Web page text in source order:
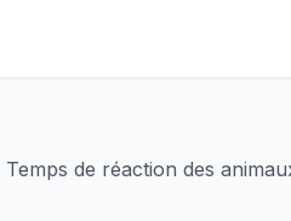
Temps de réaction des